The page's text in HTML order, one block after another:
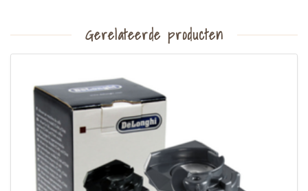
Gerelateerde producten